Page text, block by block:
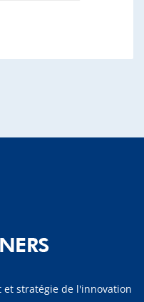
et stratégie de l'innovation